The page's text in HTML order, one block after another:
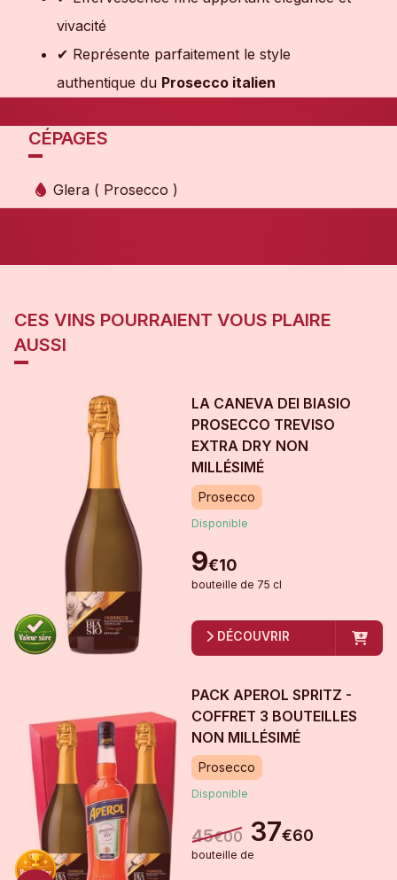
vivacité
✔ Représente parfaitement le style
authentique du Prosecco italien
CÉPAGES
Glera ( Prosecco )
CES VINS POURRAIENT VOUS PLAIRE
AUSSI
LA CANEVA DEI BIASIO
PROSECCO TREVISO
EXTRA DRY NON
MILLÉSIMÉ
Prosecco
Disponible
9€10
bouteille de 75 cl
DÉCOUVRIR
PACK APEROL SPRITZ -
COFFRET 3 BOUTEILLES
NON MILLÉSIMÉ
Prosecco
Disponible
45€00 37€60
bouteille de